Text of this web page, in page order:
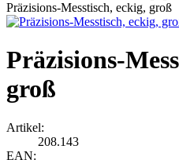
Präzisions-Messtisch, eckig, groß
Präzisions-
groß
Artikel:
208.143
EAN: